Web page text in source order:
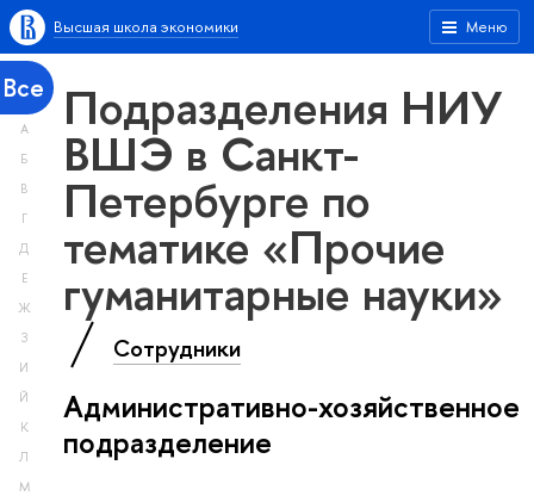
Меню
Высшая школа экономики
Все
А
Б
В
Г
Д
Е
Ж
З
И
Й
К
Л
М
Подразделения НИУ
ВШЭ в Санкт-
Петербурге по
тематике «Прочие
гуманитарные науки»
Сотрудники
Административно-хозяйственное
подразделение